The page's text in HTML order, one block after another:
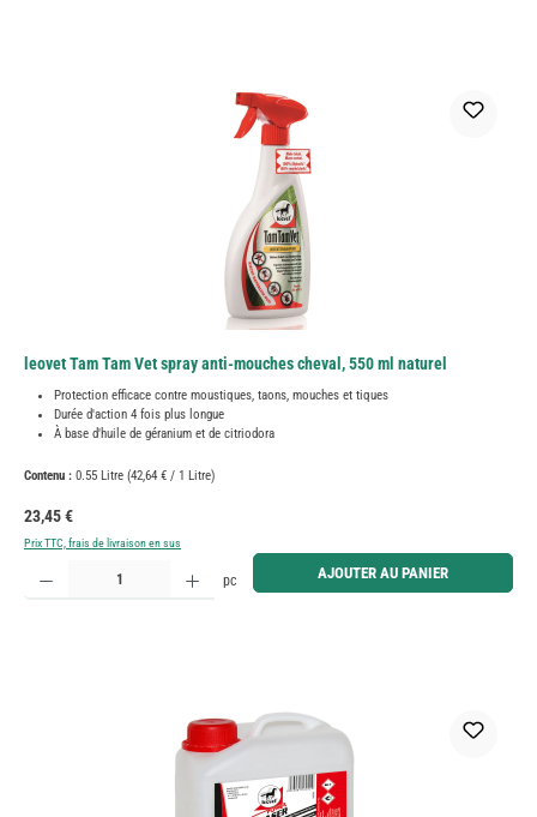
leovet Tam Tam Vet spray anti-mouches cheval, 550 ml naturel
Protection efficace contre moustiques, taons, mouches et tiques
Durée d'action 4 fois plus longue
À base d'huile de géranium et de citriodora
Contenu : 0.55 Litre (42,64 € / 1 Litre)
Prix régulier :
23,45 €
Prix TTC, frais de livraison en sus
Quantité de produit : Entrez la quantité souhaitée ou utilisez les boutons pour augmenter ou
pc AJOUTER AU PANIER